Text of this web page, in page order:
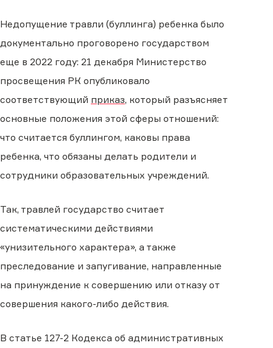
Недопущение травли (буллинга) ребенка было
документально проговорено государством
еще в 2022 году: 21 декабря Министерство
просвещения РК опубликовало
соответствующий приказ, который разъясняет
основные положения этой сферы отношений:
что считается буллингом, каковы права
ребенка, что обязаны делать родители и
сотрудники образовательных учреждений.
Так, травлей государство считает
систематическими действиями
«унизительного характера», а также
преследование и запугивание, направленные
на принуждение к совершению или отказу от
совершения какого-либо действия.
В статье 127-2 Кодекса об административных